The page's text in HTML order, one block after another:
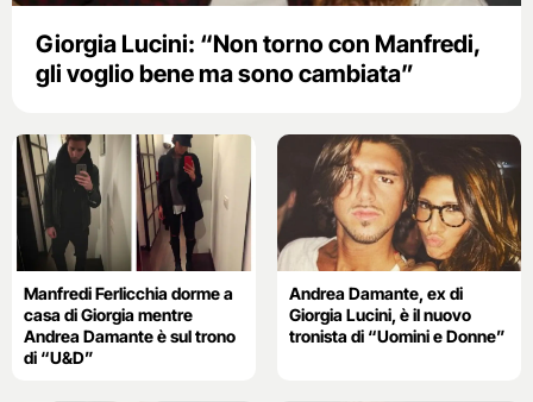
Giorgia Lucini: “Non torno con Manfredi,
gli voglio bene ma sono cambiata”
Manfredi Ferlicchia dorme a
casa di Giorgia mentre
Andrea Damante è sul trono
di “U&D”
Andrea Damante, ex di
Giorgia Lucini, è il nuovo
tronista di “Uomini e Donne”